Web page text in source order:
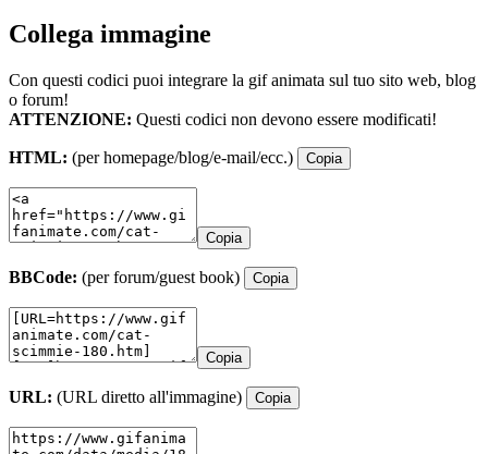
Collega immagine
Con questi codici puoi integrare la gif animata sul tuo sito web, blog
o forum!
ATTENZIONE: Questi codici non devono essere modificati!
HTML: (per homepage/blog/e-mail/ecc.) Copia
Copia
BBCode: (per forum/guest book) Copia
Copia
URL: (URL diretto all'immagine) Copia